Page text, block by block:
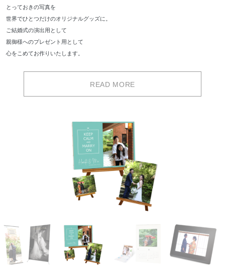
とっておきの写真を
世界でひとつだけのオリジナルグッズに。
ご結婚式の演出用として
親御様へのプレゼント用として
心をこめてお作りいたします。
READ MORE